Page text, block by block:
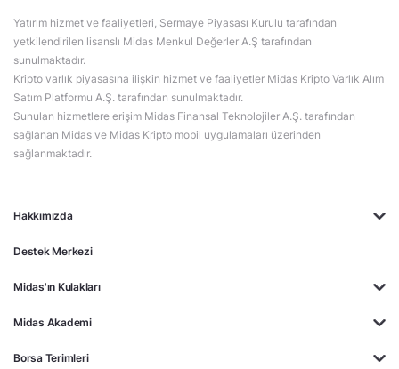
Hakkımızda
Destek Merkezi
Midas'ın Kulakları
Midas Akademi
Borsa Terimleri
Yatırım hizmet ve faaliyetleri, Sermaye Piyasası Kurulu tarafından
yetkilendirilen lisanslı Midas Menkul Değerler A.Ş tarafından
sunulmaktadır.
Kripto varlık piyasasına ilişkin hizmet ve faaliyetler Midas Kripto Varlık Alım
Satım Platformu A.Ş. tarafından sunulmaktadır.
Sunulan hizmetlere erişim Midas Finansal Teknolojiler A.Ş. tarafından
sağlanan Midas ve Midas Kripto mobil uygulamaları üzerinden
sağlanmaktadır.